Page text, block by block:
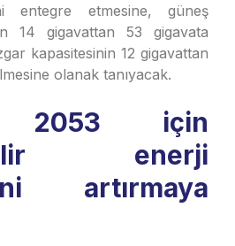
entegre etmesine, güneş
14 gigavattan 53 gigavata
kapasitesinin 12 gigavattan
olanak tanıyacak.
2053 için
enerji
artırmaya